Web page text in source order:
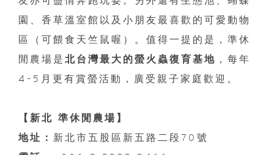
園、香草溫室館以及小朋友最喜歡的可愛動物
區（可餵食天竺鼠喔）。值得一提的是，準休
閒農場是 北台灣最大的螢火蟲復育基地 ，每年
4-5月更有賞螢活動，廣受親子家庭歡迎。
【新北 準休閒農場】
地址： 新北市五股區新五路二段70號